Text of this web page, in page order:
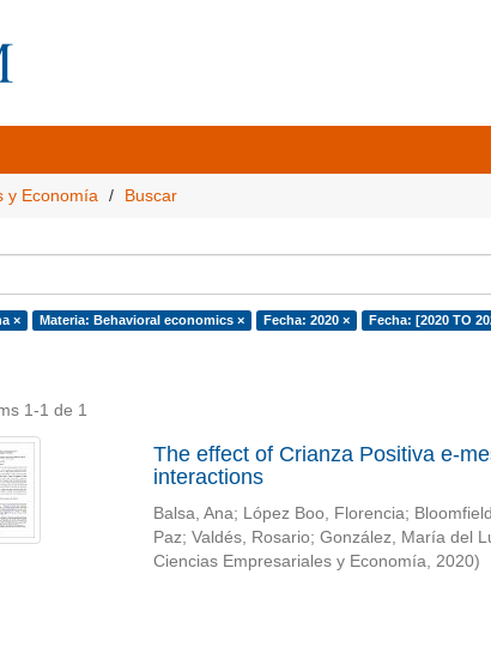
y Economía Buscar
× Materia: Behavioral economics × Fecha: 2020 × Fecha: [2020 TO
1-1 de 1
The effect of Crianza Positiva e-
interactions
Balsa, Ana; López Boo, Florencia;
Paz; Valdés, Rosario; González, María del
Ciencias Empresariales y Economía, 2020)